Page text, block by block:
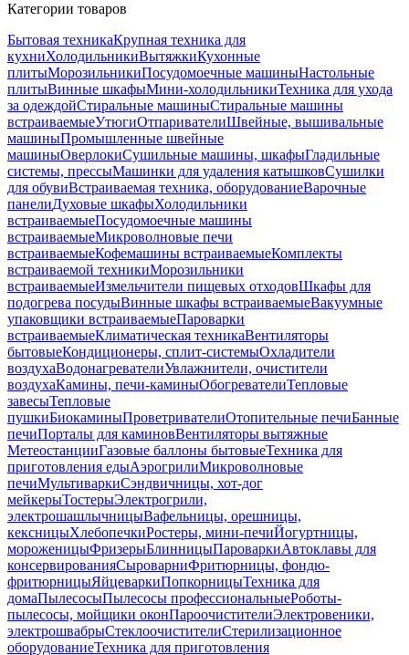
Категории товаров
Бытовая техникаКрупная техника для
кухниХолодильникиВытяжкиКухонные
плитыМорозильникиПосудомоечные машиныНастольные
плитыВинные шкафыМини-холодильникиТехника для ухода
за одеждойСтиральные машиныСтиральные машины
встраиваемыеУтюгиОтпаривателиШвейные, вышивальные
машиныПромышленные швейные
машиныОверлокиСушильные машины, шкафыГладильные
системы, прессыМашинки для удаления катышковСушилки
для обувиВстраиваемая техника, оборудованиеВарочные
панелиДуховые шкафыХолодильники
встраиваемыеПосудомоечные машины
встраиваемыеМикроволновые печи
встраиваемыеКофемашины встраиваемыеКомплекты
встраиваемой техникиМорозильники
встраиваемыеИзмельчители пищевых отходовШкафы для
подогрева посудыВинные шкафы встраиваемыеВакуумные
упаковщики встраиваемыеПароварки
встраиваемыеКлиматическая техникаВентиляторы
бытовыеКондиционеры, сплит-системыОхладители
воздухаВодонагревателиУвлажнители, очистители
воздухаКамины, печи-каминыОбогревателиТепловые
завесыТепловые
пушкиБиокаминыПроветривателиОтопительные печиБанные
печиПорталы для каминовВентиляторы вытяжные
МетеостанцииГазовые баллоны бытовыеТехника для
приготовления едыАэрогрилиМикроволновые
печиМультиваркиСэндвичницы, хот-дог
мейкерыТостерыЭлектрогрили,
электрошашлычницыВафельницы, орешницы,
кексницыХлебопечкиРостеры, мини-печиЙогуртницы,
мороженицыФризерыБлинницыПароваркиАвтоклавы для
консервированияСыроварниФритюрницы, фондю-
фритюрницыЯйцеваркиПопкорницыТехника для
домаПылесосыПылесосы профессиональныеРоботы-
пылесосы, мойщики оконПароочистителиЭлектровеники,
электрошвабрыСтеклоочистителиСтерилизационное
оборудованиеТехника для приготовления